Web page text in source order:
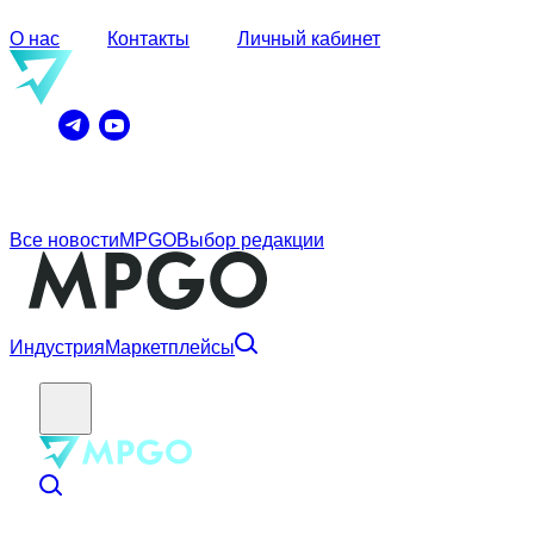
О нас Контакты Личный кабинет
Все новостиMPGOВыбор редакции
ИндустрияМаркетплейсы